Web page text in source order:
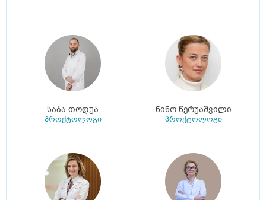
საბა თოდუა
პროქტოლოგი
ნინო წერუაშვილი
პროქტოლოგი